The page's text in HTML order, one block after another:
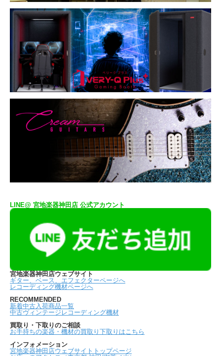
LINE@ 宮地楽器神田店 公式アカウント
宮地楽器神田店ウェブサイト
ギター、ベース、エフェクターページへ
レコーディング機材ページへ
RECOMMENDED
新着中古入荷商品一覧
中古ヴィンテージレコーディング機材
買取り・下取りのご相談
お手持ちの楽器・機材の買取り下取りはこちら
インフォメーション
宮地楽器神田店ウェブサイトトップページ